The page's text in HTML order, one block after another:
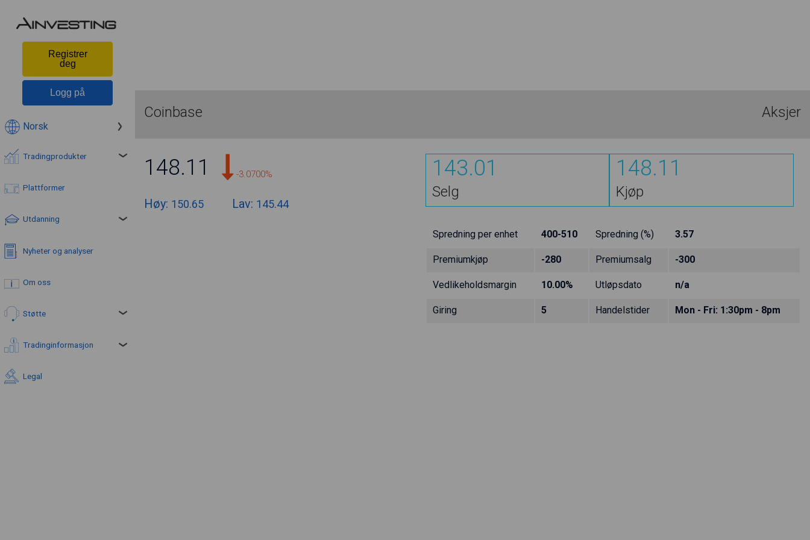
Registrer
deg
Logg på
Norsk
Tradingprodukter
Plattformer
Utdanning
Nyheter og analyser
Om oss
Støtte
Tradinginformasjon
Legal
Coinbase Aksjer
148.11 -3.0700%
Høy: 150.65 Lav: 145.44
143.01
Selg
148.11
Kjøp
Spredning per enhet 400-510 Spredning (%) 3.57
Premiumkjøp -280 Premiumsalg -300
Vedlikeholdsmargin 10.00% Utløpsdato n/a
Giring 5 Handelstider Mon - Fri: 1:30pm - 8pm